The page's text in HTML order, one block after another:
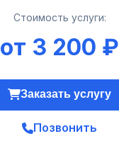
Стоимость услуги:
от 3 200 ₽
Заказать услугу
Позвонить